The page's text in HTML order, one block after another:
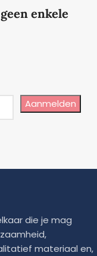
enkele
Aanmelden
die je mag
materiaal en,